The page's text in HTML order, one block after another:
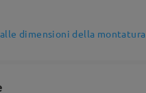
alle dimensioni della montatura